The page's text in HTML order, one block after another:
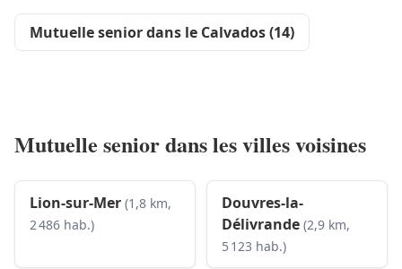
Mutuelle senior dans le Calvados (14)
Mutuelle senior dans les villes voisines
Lion-sur-Mer (1,8 km,
2 486 hab.)
Douvres-la-
Délivrande (2,9 km,
5 123 hab.)